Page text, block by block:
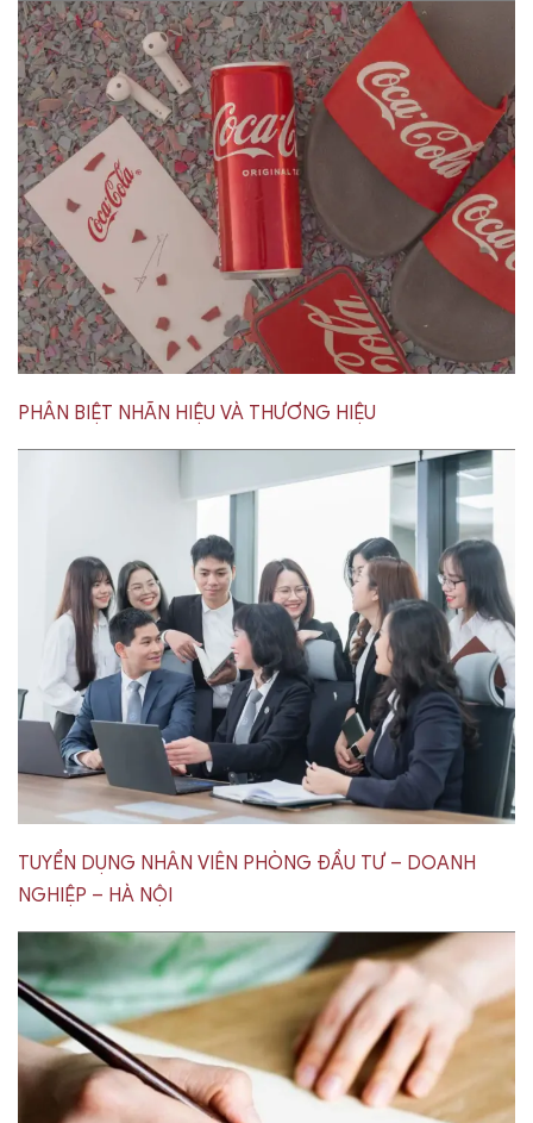
PHÂN BIỆT NHÃN HIỆU VÀ THƯƠNG HIỆU
TUYỂN DỤNG NHÂN VIÊN PHÒNG ĐẦU TƯ – DOANH
NGHIỆP – HÀ NỘI